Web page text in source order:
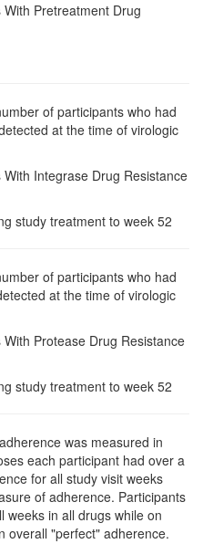
Pretreatment Drug
of participants who had
at the time of virologic
Integrase Drug Resistance
study treatment to week 52
of participants who had
at the time of virologic
Protease Drug Resistance
study treatment to week 52
was measured in
each participant had over a
for all study visit weeks
of adherence. Participants
weeks in all drugs while on
overall "perfect" adherence.